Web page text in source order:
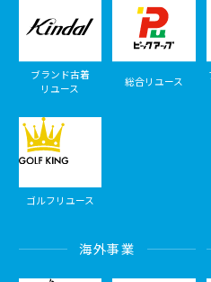
ブランド古着
リユース
総合リユース
ゴルフリユース
海外事業